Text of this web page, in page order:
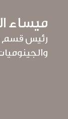
ميساء
رئيس قسم